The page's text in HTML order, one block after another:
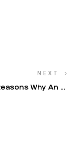
NEXT
Why An E-